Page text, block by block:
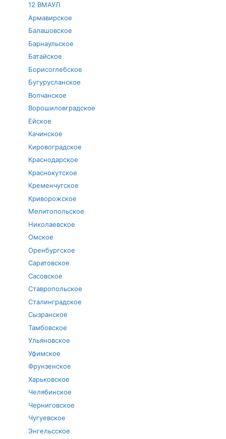
12 ВМАУЛ
Армавирское
Балашовское
Барнаульское
Батайское
Борисоглебское
Бугурусланское
Волчанское
Ворошиловградское
Ейское
Качинское
Кировоградское
Краснодарское
Краснокутское
Кременчугское
Криворожское
Мелитопольское
Николаевское
Омское
Оренбургское
Саратовское
Сасовское
Ставропольское
Сталинградское
Сызранское
Тамбовское
Ульяновское
Уфимское
Фрунзенское
Харьковское
Челябинское
Черниговское
Чугуевское
Энгельсское